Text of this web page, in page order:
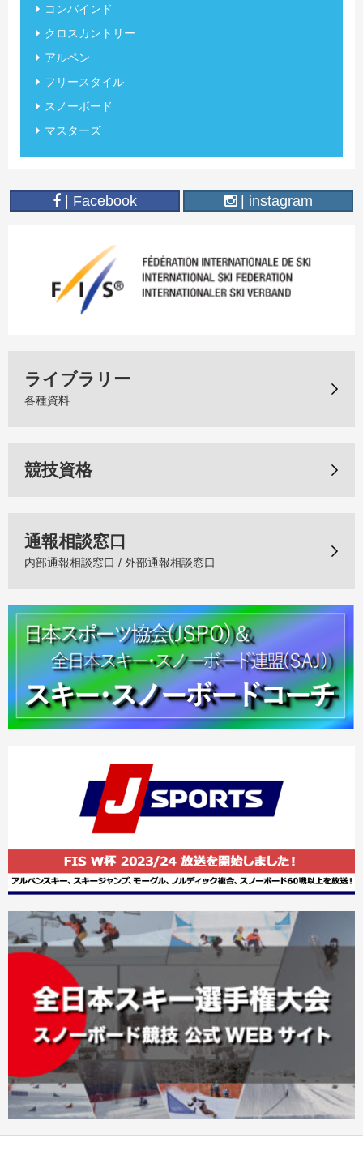
コンバインド
クロスカントリー
アルペン
フリースタイル
スノーボード
マスターズ
| Facebook | instagram
ライブラリー
各種資料
競技資格
通報相談窓口
内部通報相談窓口 / 外部通報相談窓口